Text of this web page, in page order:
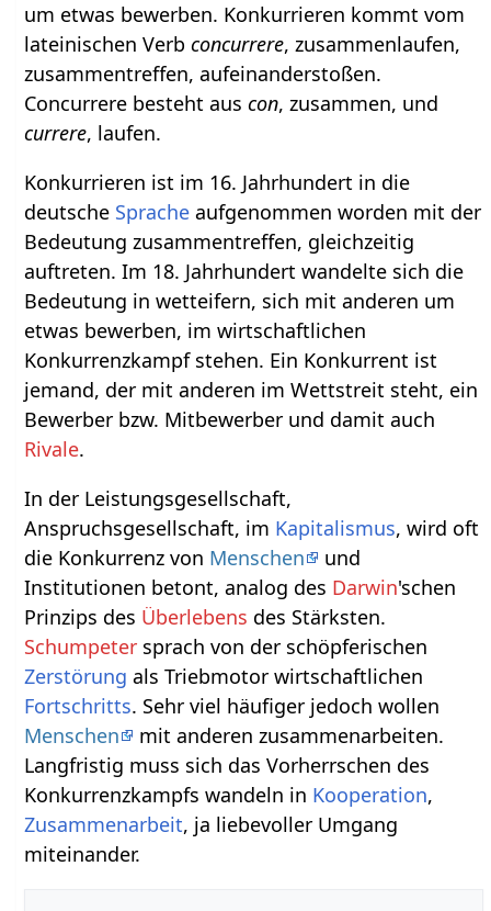
um etwas bewerben. Konkurrieren kommt vom
lateinischen Verbconcurrere, zusammenlaufen,
zusammentreffen, aufeinanderstoßen.
Concurrere besteht auscon, zusammen, und
currere, laufen.
Konkurrieren ist im 16. Jahrhundert in die
deutsche Sprache aufgenommen worden mit der
Bedeutung zusammentreffen, gleichzeitig
auftreten. Im 18. Jahrhundert wandelte sich die
Bedeutung in wetteifern, sich mit anderen um
etwas bewerben, im wirtschaftlichen
Konkurrenzkampf stehen. Ein Konkurrent ist
jemand, der mit anderen im Wettstreit steht, ein
Bewerber bzw. Mitbewerber und damit auch
Rivale.
In der Leistungsgesellschaft,
Anspruchsgesellschaft, im Kapitalismus, wird oft
die Konkurrenz von Menschen
und
Institutionen betont, analog des Darwin'schen
Prinzips des Überlebens des Stärksten.
Schumpeter sprach von der schöpferischen
Zerstörung als Triebmotor wirtschaftlichen
Fortschritts. Sehr viel häufiger jedoch wollen
Menschen
mit anderen zusammenarbeiten.
Langfristig muss sich das Vorherrschen des
Konkurrenzkampfs wandeln in Kooperation,
Zusammenarbeit, ja liebevoller Umgang
miteinander.